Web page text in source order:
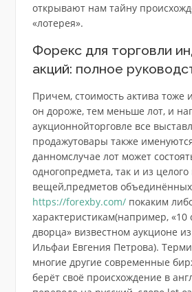
открывают нам тайну
«лотерея».
Форекс для торговли
акций: полное
Причем, стоимость актива тоже
он дороже, тем меньше лот, и
аукционнойторговле все
продажутовары также
данномслучае лот может
одногопредмета, так и из
вещей,предметов
https://forexby.com/покаким
характеристикам(например, «10
дворца» визвестном аукционе
Ильфаи Евгения Петрова).
многие другие современные
берёт своё происхождение в